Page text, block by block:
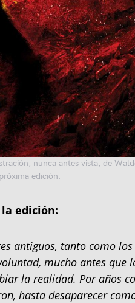
nunca antes vista, de
edición.
edición:
antiguos, tanto como
mucho antes que
la realidad. Por años
hasta desaparecer